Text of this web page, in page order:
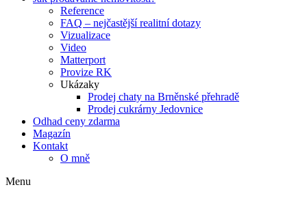
Reference
FAQ – nejčastější realitní dotazy
Vizualizace
Video
Matterport
Provize RK
Ukázaky
Prodej chaty na Brněnské přehradě
Prodej cukrárny Jedovnice
Odhad ceny zdarma
Magazín
Kontakt
O mně
Menu